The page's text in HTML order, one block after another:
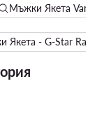
Мъжки Якета Vans
Якета - G-Star Raw